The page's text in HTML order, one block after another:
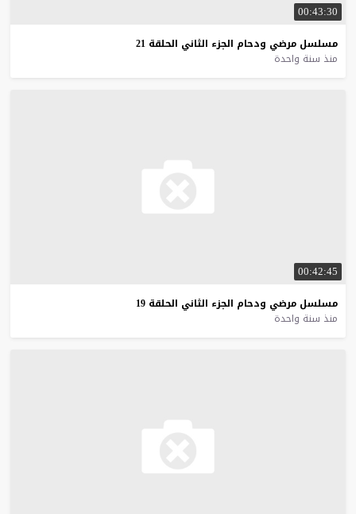
00:43:30
مسلسل مرضي ودحام الجزء الثاني الحلقة 21
منذ سنة واحدة
00:42:45
مسلسل مرضي ودحام الجزء الثاني الحلقة 19
منذ سنة واحدة